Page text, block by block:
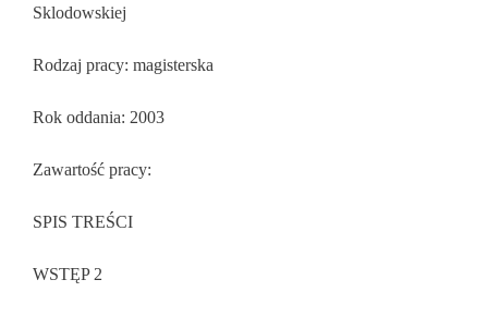
Sklodowskiej
Rodzaj pracy: magisterska
Rok oddania: 2003
Zawartość pracy:
SPIS TREŚCI
WSTĘP 2